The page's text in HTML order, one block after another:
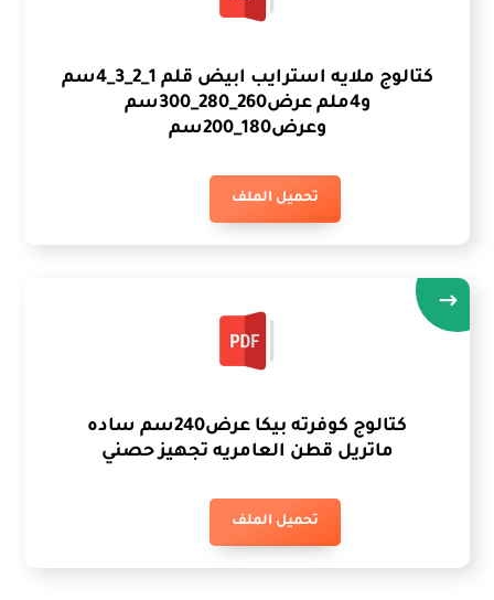
كتالوج ملايه استرايب ابيض قلم 1_2_3_4سم
و4ملم عرض260_280_300سم
وعرض180_200سم
تحميل الملف
كتالوج كوفرته بيكا عرض240سم ساده
ماتريل قطن العامريه تجهيز حصني
تحميل الملف